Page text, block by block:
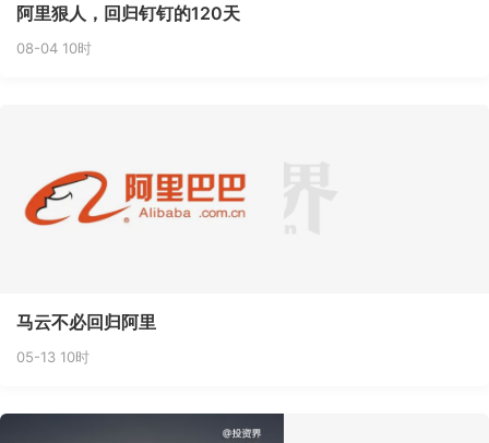
阿里狠人，回归钉钉的120天
08-04 10时
马云不必回归阿里
05-13 10时